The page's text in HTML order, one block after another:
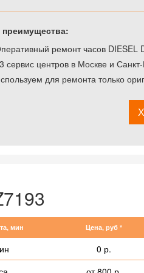
ремонт часов DIESEL
сервис центров в Москве и
для ремонта только
мин Цена, руб *
0 р.